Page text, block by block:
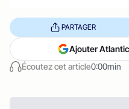
Écoutez cet article0:00min
PARTAGER
Ajouter